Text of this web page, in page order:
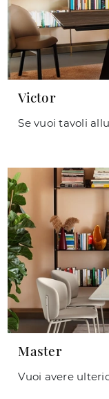
Victor
Master